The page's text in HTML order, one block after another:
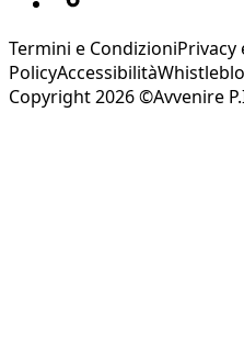
Termini e CondizioniPrivacy
PolicyAccessibilità
Copyright 2026 ©Avvenire